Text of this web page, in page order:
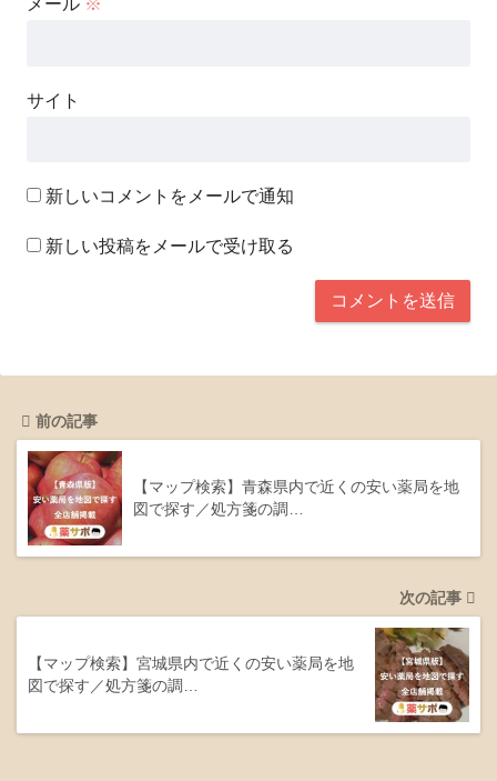
メール ※
サイト
新しいコメントをメールで通知
新しい投稿をメールで受け取る
前の記事
【マップ検索】青森県内で近くの安い薬局を地
図で探す／処方箋の調…
次の記事
【マップ検索】宮城県内で近くの安い薬局を地
図で探す／処方箋の調…